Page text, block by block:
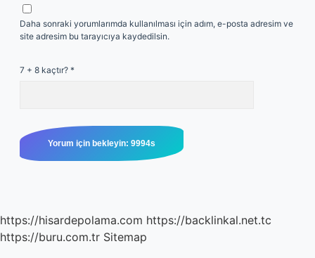
Daha sonraki yorumlarımda kullanılması için adım, e-posta adresim ve
site adresim bu tarayıcıya kaydedilsin.
7 + 8 kaçtır? *
https://hisardepolama.com https://backlinkal.net.tc
https://buru.com.tr Sitemap